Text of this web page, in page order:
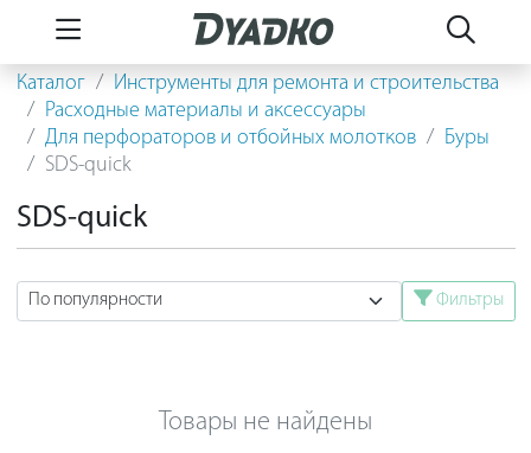
Каталог
Инструменты для ремонта и строительства
Расходные материалы и аксессуары
Для перфораторов и отбойных молотков
Буры
SDS-quick
SDS-quick
Фильтры
Товары не найдены